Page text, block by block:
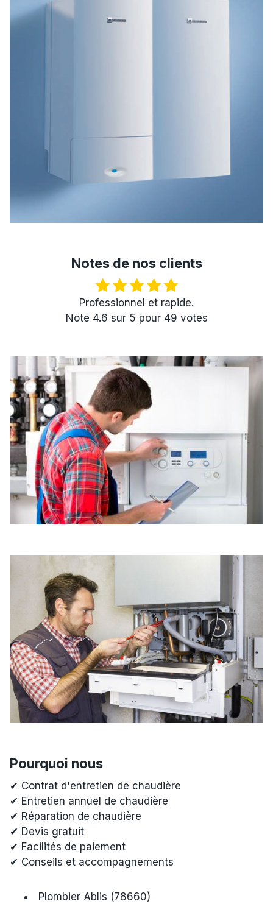
Notes de nos clients
Professionnel et rapide.
Note 4.6 sur 5 pour 49 votes
Pourquoi nous
✔ Contrat d'entretien de chaudière
✔ Entretien annuel de chaudière
✔ Réparation de chaudière
✔ Devis gratuit
✔ Facilités de paiement
✔ Conseils et accompagnements
Plombier Ablis (78660)